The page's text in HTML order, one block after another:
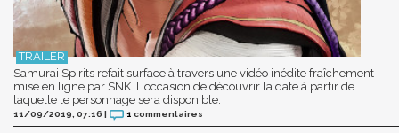
Samurai Spirits refait surface à travers une vidéo inédite fraîchement
mise en ligne par SNK. L'occasion de découvrir la date à partir de
laquelle le personnage sera disponible.
11/09/2019, 07:16 | 1 commentaires